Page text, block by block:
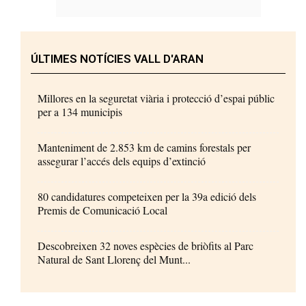
ÚLTIMES NOTÍCIES VALL D'ARAN
Millores en la seguretat viària i protecció d’espai públic
per a 134 municipis
Manteniment de 2.853 km de camins forestals per
assegurar l’accés dels equips d’extinció
80 candidatures competeixen per la 39a edició dels
Premis de Comunicació Local
Descobreixen 32 noves espècies de briòfits al Parc
Natural de Sant Llorenç del Munt...